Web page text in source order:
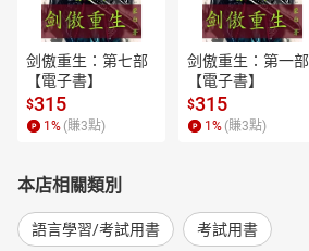
剑傲重生：第七部
【電子書】
$315
1 % (賺3點)
剑傲重生：第一部
【電子書】
$315
1 % (賺3點)
本店相關類別
語言學習/考試用書 考試用書